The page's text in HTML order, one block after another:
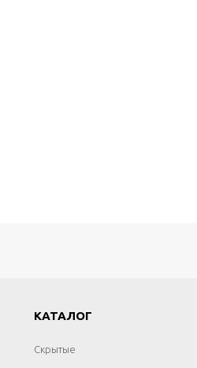
КАТАЛОГ
Скрытые